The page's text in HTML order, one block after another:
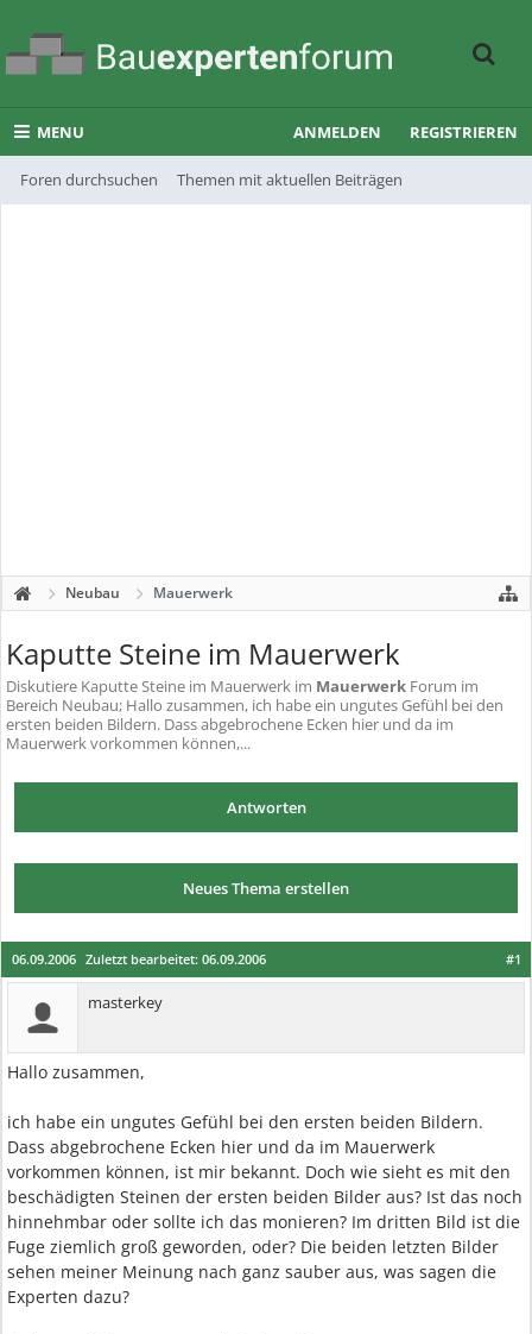
MENU
Foren durchsuchen Themen mit aktuellen Beiträgen
ANMELDEN REGISTRIEREN
Neubau Mauerwerk
Kaputte Steine im Mauerwerk
Diskutiere Kaputte Steine im Mauerwerk im Mauerwerk Forum im
Bereich Neubau; Hallo zusammen, ich habe ein ungutes Gefühl bei den
ersten beiden Bildern. Dass abgebrochene Ecken hier und da im
Mauerwerk vorkommen können,...
Antworten
Neues Thema erstellen
#1
06.09.2006 Zuletzt bearbeitet: 06.09.2006
masterkey
Hallo zusammen,
ich habe ein ungutes Gefühl bei den ersten beiden Bildern.
Dass abgebrochene Ecken hier und da im Mauerwerk
vorkommen können, ist mir bekannt. Doch wie sieht es mit den
beschädigten Steinen der ersten beiden Bilder aus? Ist das noch
hinnehmbar oder sollte ich das monieren? Im dritten Bild ist die
Fuge ziemlich groß geworden, oder? Die beiden letzten Bilder
sehen meiner Meinung nach ganz sauber aus, was sagen die
Experten dazu?